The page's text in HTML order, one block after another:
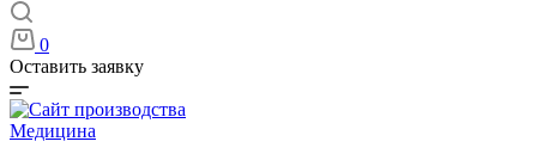
0
Оставить заявку
Медицина